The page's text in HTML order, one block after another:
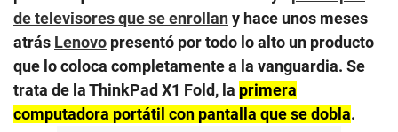
de televisores que se enrollany hace unos meses
atrás Lenovo presentó por todo lo alto un producto
que lo coloca completamente a la vanguardia. Se
trata de la ThinkPad X1 Fold, la primera
computadora portátil con pantalla que se dobla.